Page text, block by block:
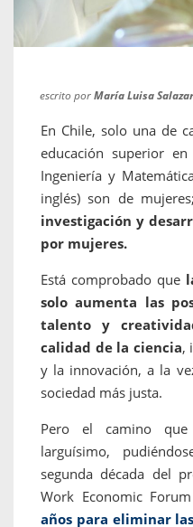
escrito porMaría Luisa
En Chile, solo una de
educación superior en
Ingeniería y
inglés) son de
investigación y
por mujeres.
Está comprobado que
solo aumenta las
talento y
calidad de la ciencia,
y la innovación, a la
sociedad más justa.
Pero el camino
larguísimo,
segunda década del
Work Economic
años para eliminar